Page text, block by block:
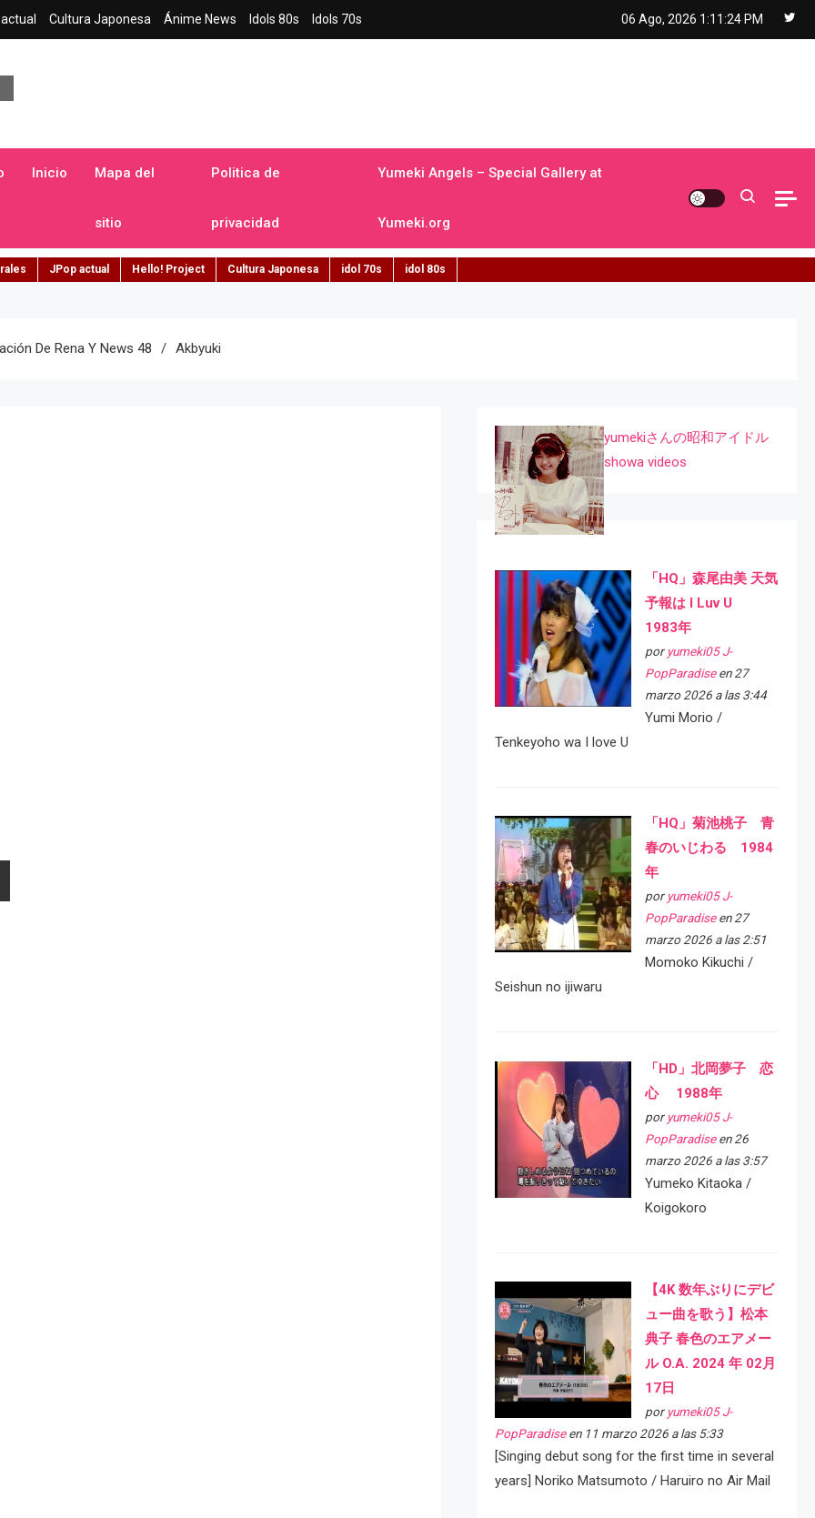
Cultura Japonesa Ánime News Idols 80s Idols 70s 06 Ago, 2026 1:11:25 PM
Inicio Mapa del
sitio
Politica de
privacidad
Yumeki Angels – Special Gallery at
Yumeki.org
JPop actual Hello! Project Cultura Japonesa idol 70s idol 80s
De Rena Y News 48 Akbyuki
yumekiさんの昭和アイドル
showa videos
「HQ」森尾由美 天気
予報は I Luv U
1983年
por yumeki05 J-
PopParadiseen 27
marzo 2026 a las 3:44
Yumi Morio /
Tenkeyoho wa I love U
「HQ」菊池桃子 青
春のいじわる 1984
年
por yumeki05 J-
PopParadiseen 27
marzo 2026 a las 2:51
Momoko Kikuchi /
Seishun no ijiwaru
「HD」北岡夢子 恋
心 1988年
por yumeki05 J-
PopParadiseen 26
marzo 2026 a las 3:57
Yumeko Kitaoka /
Koigokoro
【4K 数年ぶりにデビ
ュー曲を歌う】松本
典子 春色のエアメー
ル O.A. 2024 年 02月
17日
por yumeki05 J-
PopParadiseen 11 marzo 2026 a las 5:33
[Singing debut song for the first time in several
years] Noriko Matsumoto / Haruiro no Air Mail